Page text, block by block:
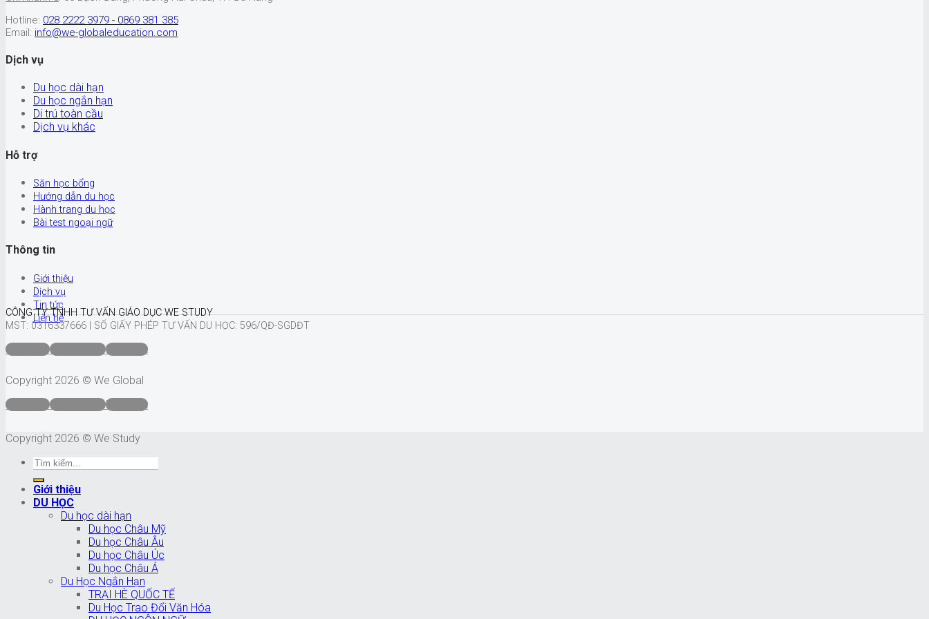
Hotline: 028 2222 3979 - 0869 381 385
Email: info@we-globaleducation.com
Dịch vụ
Du học dài hạn
Du học ngắn hạn
Di trú toàn cầu
Dịch vụ khác
Hỗ trợ
Săn học bổng
Hướng dẫn du học
Hành trang du học
Bài test ngoại ngữ
Thông tin
Giới thiệu
Dịch vụ
Tin tức
Liên hệ
CÔNG TY TNHH TƯ VẤN GIÁO DỤC WE STUDY
MST: 0316337666 | SỐ GIẤY PHÉP TƯ VẤN DU HỌC: 596/QĐ-SGDĐT
Quy định Điều khoản Bảo mật
Copyright 2026 © We Global
Quy định
Điều khoản Bảo mật
Copyright 2026 © We Study
Giới thiệu
DU HỌC
Du học dài hạn
Du học Châu Mỹ
Du học Châu Âu
Du học Châu Úc
Du học Châu Á
Du Học Ngắn Hạn
TRẠI HÈ QUỐC TẾ
Du Học Trao Đổi Văn Hóa